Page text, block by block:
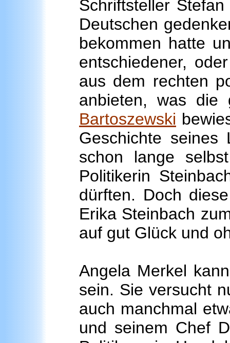
Schriftsteller
Deutschen
bekommen hatte
entschiedener,
aus dem rechten
anbieten, was die
Bartoszewski
Geschichte seines
schon lange
Politikerin
dürften. Doch
Erika Steinbach
auf gut Glück und
Angela Merkel
sein. Sie versucht
auch manchmal
und seinem Chef